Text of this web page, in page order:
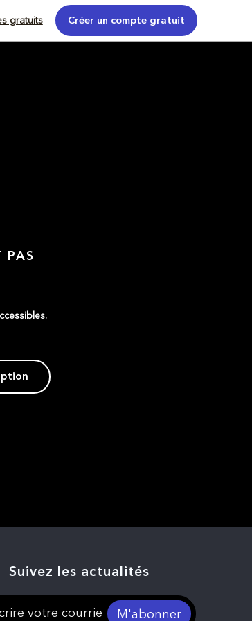
gratuits Créer un compte gratuit
PAS
Suivez les actualités
M'abonner